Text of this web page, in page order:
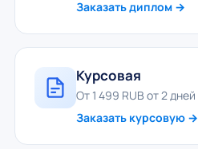
Заказать диплом →
Курсовая
От 1 499 RUB от 2 дней
Заказать курсовую →